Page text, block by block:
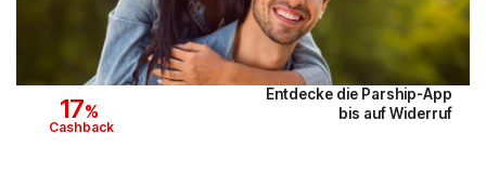
17%
Cashback
Entdecke die Parship-App
bis auf Widerruf